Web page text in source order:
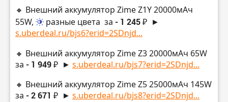
🔸 Внешний аккумулятор Zime Z1Y 20000мАч
55W,
разные цвета за - 1 245 ₽ ►
s.uberdeal.ru/bjs6?erid=2SDnjd...
🔸 Внешний аккумулятор Zime Z3 20000мАч 65W
за - 1 949 ₽ ► s.uberdeal.ru/bjs7?erid=2SDnjd...
🔸 Внешний аккумулятор Zime Z5 25000мАч 145W
за - 2 671 ₽ ► s.uberdeal.ru/bjs8?erid=2SDnjd...